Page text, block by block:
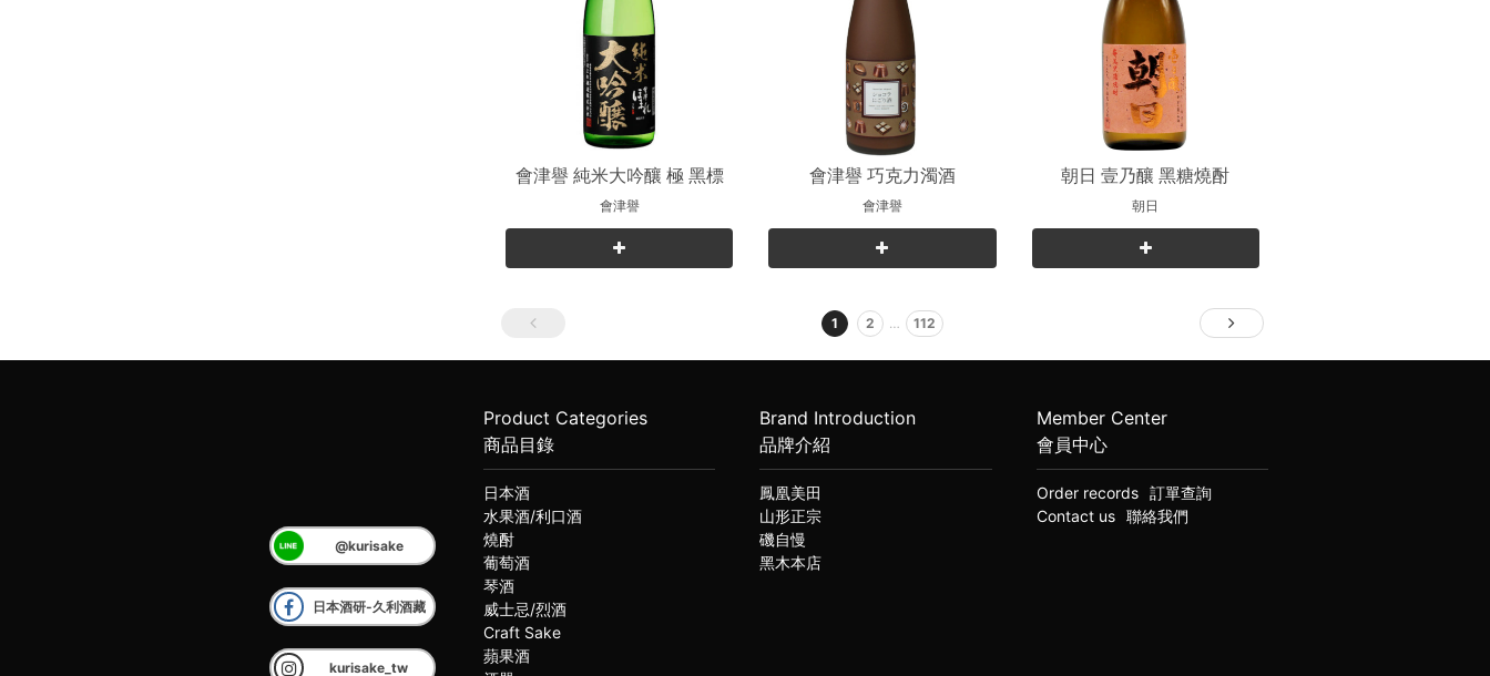
會津譽 純米大吟釀 極 黑標
會津譽
會津譽 巧克力濁酒
會津譽
朝日 壹乃釀 黑糖燒酎
朝日
1 2 … 112
@kurisake
日本酒研-久利酒藏
kurisake_tw
Product Categories
商品目錄
日本酒
水果酒/利口酒
燒酎
葡萄酒
琴酒
威士忌/烈酒
Craft Sake
蘋果酒
Brand Introduction
品牌介紹
鳳凰美田
山形正宗
磯自慢
黑木本店
Member Center
會員中心
Order records
訂單查詢
Contact us
聯絡我們